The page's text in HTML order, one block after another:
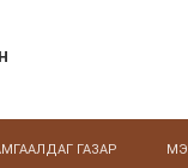
ГАЗАР